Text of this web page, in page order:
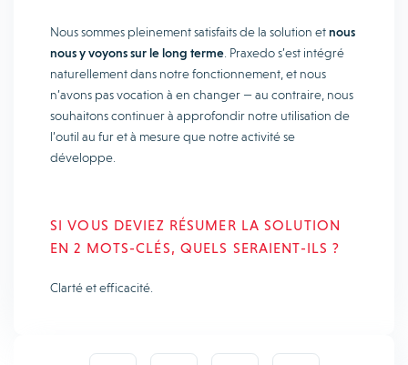
Nous sommes pleinement satisfaits de la solution etnous
nous y voyons sur le long terme . Praxedo s’est intégré
naturellement dans notre fonctionnement, et nous
n’avons pas vocation à en changer — au contraire, nous
souhaitons continuer à approfondir notre utilisation de
l’outil au fur et à mesure que notre activité se
développe.
SI VOUS DEVIEZ RÉSUMER LA SOLUTION
EN 2 MOTS-CLÉS, QUELS SERAIENT-ILS ?
Clarté et efficacité.